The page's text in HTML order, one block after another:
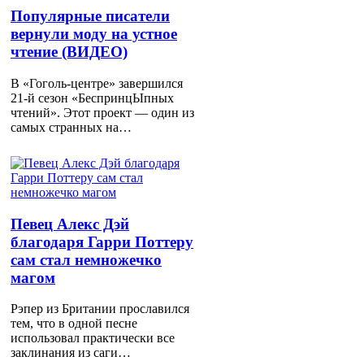
Популярные писатели
вернули моду на устное
чтение (ВИДЕО)
В «Гоголь-центре» завершился
21-й сезон «БеспринцЫпных
чтений». Этот проект — один из
самых странных на…
Певец Алекс Дэй
благодаря Гарри Поттеру
сам стал немножечко
магом
Рэпер из Британии прославился
тем, что в одной песне
использовал практически все
заклинания из саги…